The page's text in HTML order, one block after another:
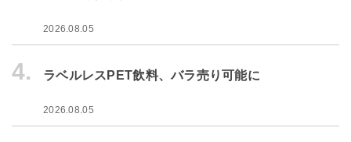
2026.08.05
4. ラベルレスPET飲料、バラ売り可能に
2026.08.05